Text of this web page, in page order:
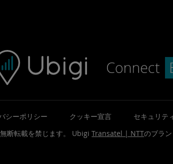
シーポリシー クッキー宣言 セキュリテ
断転載を禁じます。 UbigiTransatel | NTTのブラン